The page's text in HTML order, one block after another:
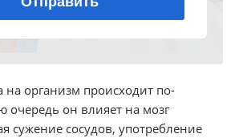
на организм происходит по-
очередь он влияет на мозг
сужение сосудов, употребление